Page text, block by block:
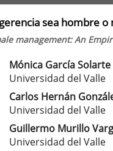
sea hombre
management: An
Contenido
principal
del
artículo
Mónica García Solarte
Universidad del Valle
Carlos Hernán
Universidad del Valle
Guillermo Murillo
Universidad del Valle